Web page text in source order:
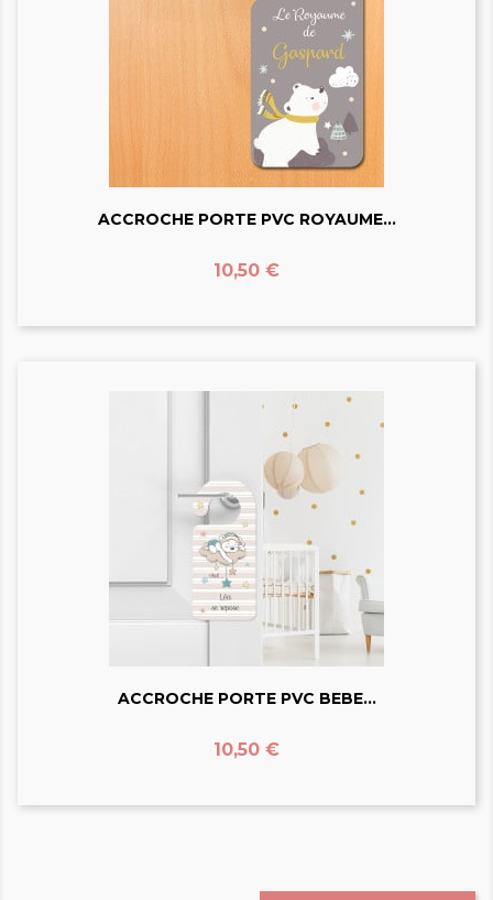
ACCROCHE PORTE PVC ROYAUME...
Prix
10,50 €
ACCROCHE PORTE PVC BEBE...
Prix
10,50 €